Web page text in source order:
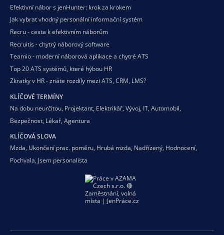
Efektivní nábor s jenHunter: krok za krokem
Jak vybrat vhodný personální informační systém
Recru - cesta k efektivním náborům
Recruitis - chytrý náborový software
Teamio - moderní náborová aplikace a chytré ATS
Top 20 ATS systémů, které hýbou HR
Zkratky v HR - znáte rozdíly mezi ATS, CRM, LMS?
KLÍČOVÉ TERMÍNY
Na dobu neurčitou, Projektant, Elektrikář, Vývoj, IT, Automobil,
Bezpečnost, Lékař, Agentura
KLÍČOVÁ SLOVA
Mzda, Ukončení prac. poměru, Hrubá mzda, Nadřízený, Hodnocení,
Pochvala, Jsem personalista